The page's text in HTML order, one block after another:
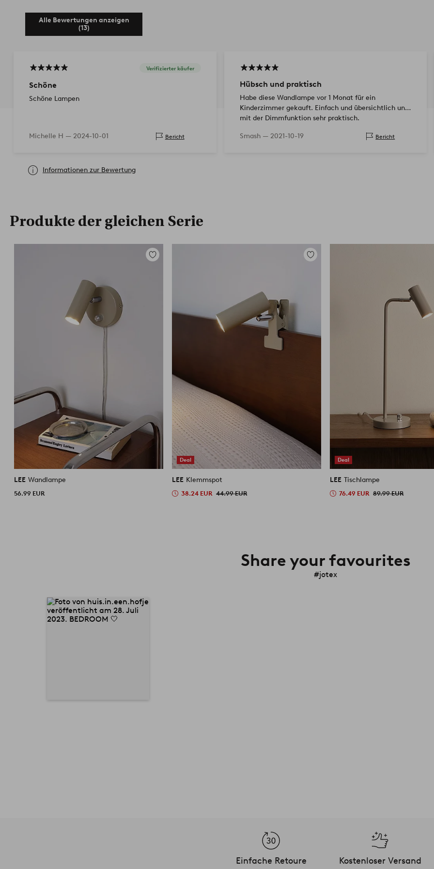
Alle Bewertungen anzeigen
(13)
Verifizierter käufer
Schöne
Schöne Lampen
Michelle H — 2024-10-01 Bericht
Hübsch und praktisch
Habe diese Wandlampe vor 1 Monat für ein
Kinderzimmer gekauft. Einfach und übersichtlich und
mit der Dimmfunktion sehr praktisch.
Smash — 2021-10-19 Bericht
Informationen zur Bewertung
Produkte der gleichen Serie
Zu
LEE Wandlampe
56.99 EUR
Deal
Zu
LEE Klemmspot
38.24 EUR 44.99 EUR
Deal
LEE Tischlampe
76.49 EUR 89.99 EUR
Share your favourites
#jotex
Einfache Retoure Kostenloser Versand